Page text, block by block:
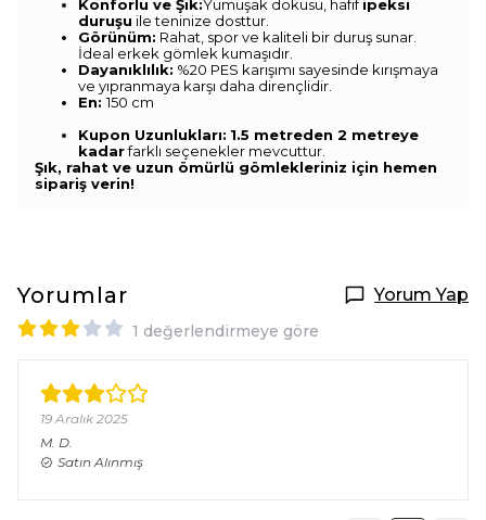
Konforlu ve Şık:Yumuşak dokusu, hafifipeksi
duruşu ile teninize dosttur.
Görünüm: Rahat, spor ve kaliteli bir duruş sunar.
İdeal erkek gömlek kumaşıdır.
Dayanıklılık: %20 PES karışımı sayesinde kırışmaya
ve yıpranmaya karşı daha dirençlidir.
En:150 cm
Kupon Uzunlukları: 1.5 metreden 2 metreye
kadarfarklı seçenekler mevcuttur.
Şık, rahat ve uzun ömürlü gömlekleriniz için hemen
sipariş verin!
Yorumlar Yorum Yap
1 değerlendirmeye göre
19 Aralık 2025
M. D.
Satın Alınmış